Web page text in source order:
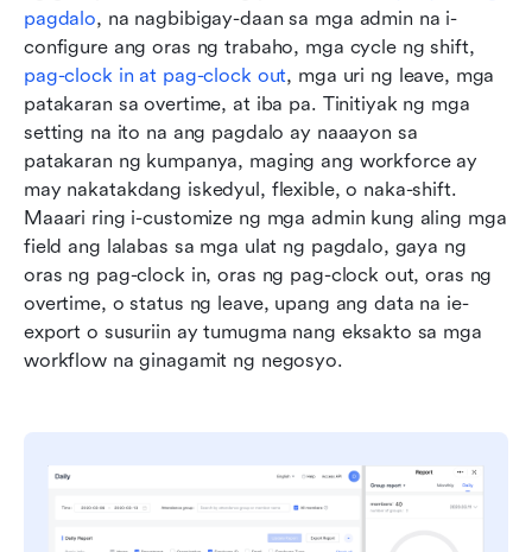
pagdalo, na nagbibigay-daan sa mga admin na i-
pag-clock in at pag-clock out, mga uri ng leave, mga
patakaran sa overtime, at iba pa. Tinitiyak ng mga
setting na ito na ang pagdalo ay naaayon sa
patakaran ng kumpanya, maging ang workforce ay
may nakatakdang iskedyul, flexible, o naka-shift.
Maaari ring i-customize ng mga admin kung aling mga
field ang lalabas sa mga ulat ng pagdalo, gaya ng
oras ng pag-clock in, oras ng pag-clock out, oras ng
overtime, o status ng leave, upang ang data na ie-
export o susuriin ay tumugma nang eksakto sa mga
workflow na ginagamit ng negosyo.